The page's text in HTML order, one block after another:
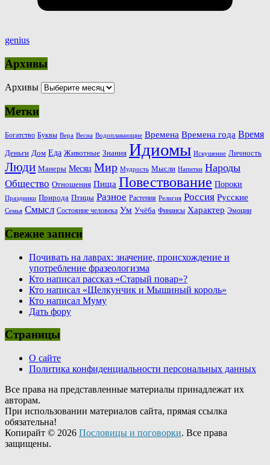
genius
Архивы
Архивы
Метки
Богатство Буквы Вера Весна Водоплавающие Времена Времена года Время
Деньги Дом Еда Животные Знания Идиомы Искушение Личность
Люди Манеры Месяц Мир Мудрость Мысли Напитки Народы
Общество Отношения Пища Повествование Пороки
Праздники Природа Птицы Разное Растения Религия Россия Русские
Семья Смысл Состояние человека Ум Учёба Финансы Характер Эмоции
Свежие записи
Почивать на лаврах: значение, происхождение и
употребление фразеологизма
Кто написал рассказ «Старый повар»?
Кто написал «Щелкунчик и Мышиный король»
Кто написал Муму
Дать фору
Страницы
О сайте
Политика конфиденциальности персональных данных
Все права на представленные материалы принадлежат их
авторам.
При использовании материалов сайта, прямая ссылка
обязательна!
Копирайт © 2026 Пословицы и поговорки. Все права
защищены.